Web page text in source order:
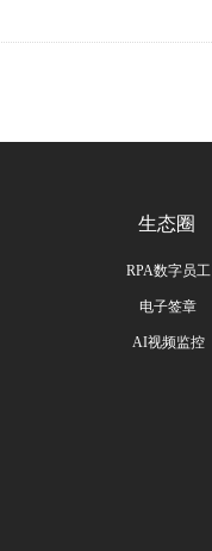
生态圈
RPA数字员工
电子签章
AI视频监控